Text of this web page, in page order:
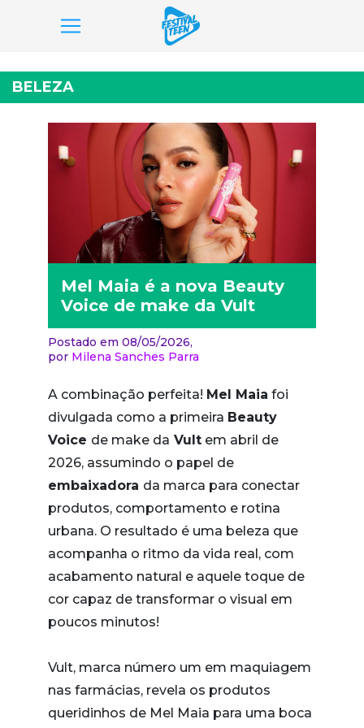
para
o
conteúdo
BELEZA
Mel Maia é a nova Beauty
Voice de make da Vult
Postado em 08/05/2026,
por Milena Sanches Parra
A combinação perfeita! Mel Maia foi
divulgada como a primeira Beauty
Voice de make da Vult em abril de
2026, assumindo o papel de
embaixadora da marca para conectar
produtos, comportamento e rotina
urbana. O resultado é uma beleza que
acompanha o ritmo da vida real, com
acabamento natural e aquele toque de
cor capaz de transformar o visual em
poucos minutos!
Vult, marca número um em maquiagem
nas farmácias, revela os produtos
queridinhos de Mel Maia para uma boca